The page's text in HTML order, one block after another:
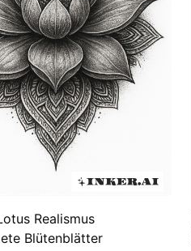
Realismus
Blütenblätter